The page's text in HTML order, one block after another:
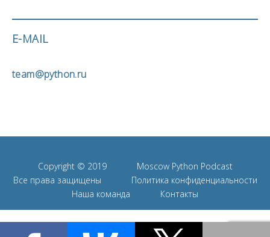
E-MAIL
team@python.ru
Copyright © 2019
Moscow Python Podcast
Все права защищены
Политика конфиденциальности
Наша команда
Контакты